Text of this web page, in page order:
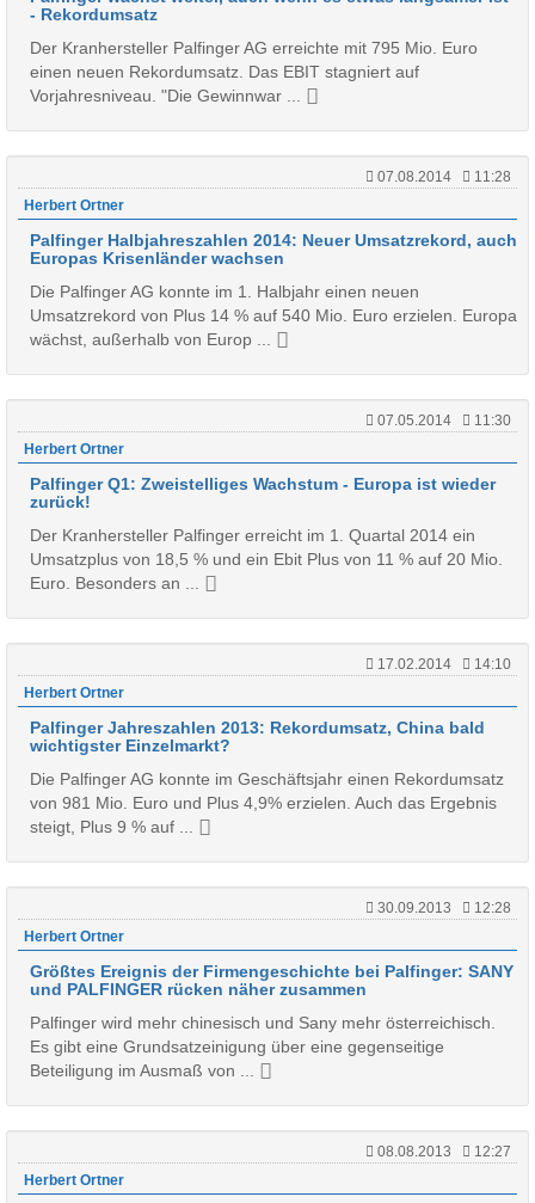
- Rekordumsatz
Der Kranhersteller Palfinger AG erreichte mit 795 Mio. Euro
einen neuen Rekordumsatz. Das EBIT stagniert auf
Vorjahresniveau. "Die Gewinnwar ...
07.08.2014
11:28
Herbert Ortner
Palfinger Halbjahreszahlen 2014: Neuer Umsatzrekord, auch
Europas Krisenländer wachsen
Die Palfinger AG konnte im 1. Halbjahr einen neuen
Umsatzrekord von Plus 14 % auf 540 Mio. Euro erzielen. Europa
wächst, außerhalb von Europ ...
07.05.2014
11:30
Herbert Ortner
Palfinger Q1: Zweistelliges Wachstum - Europa ist wieder
zurück!
Der Kranhersteller Palfinger erreicht im 1. Quartal 2014 ein
Umsatzplus von 18,5 % und ein Ebit Plus von 11 % auf 20 Mio.
Euro. Besonders an ...
17.02.2014
14:10
Herbert Ortner
Palfinger Jahreszahlen 2013: Rekordumsatz, China bald
wichtigster Einzelmarkt?
Die Palfinger AG konnte im Geschäftsjahr einen Rekordumsatz
von 981 Mio. Euro und Plus 4,9% erzielen. Auch das Ergebnis
steigt, Plus 9 % auf ...
30.09.2013
12:28
Herbert Ortner
Größtes Ereignis der Firmengeschichte bei Palfinger: SANY
und PALFINGER rücken näher zusammen
Palfinger wird mehr chinesisch und Sany mehr österreichisch.
Es gibt eine Grundsatzeinigung über eine gegenseitige
Beteiligung im Ausmaß von ...
08.08.2013
12:27
Herbert Ortner